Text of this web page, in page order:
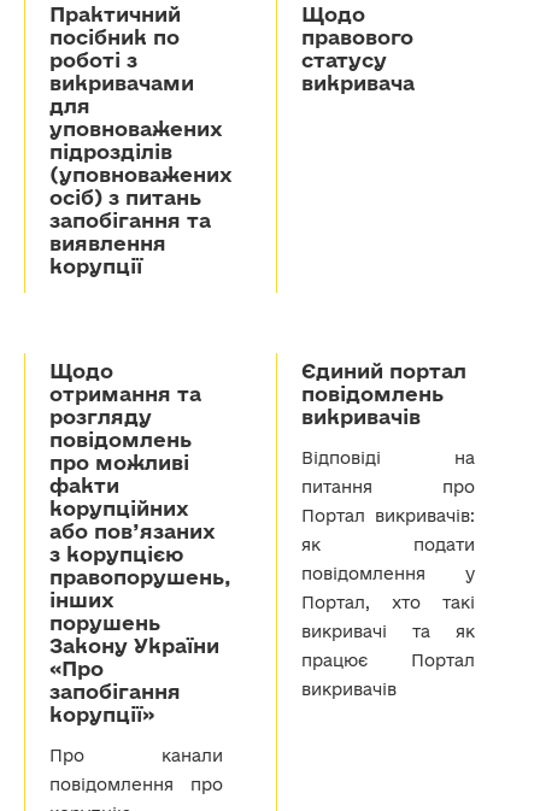
Практичний
посібник по
роботі з
викривачами
для
уповноважених
підрозділів
(уповноважених
осіб) з питань
запобігання та
виявлення
корупції
Щодо
правового
статусу
викривача
Щодо
отримання та
розгляду
повідомлень
про можливі
факти
корупційних
або пов’язаних
з корупцією
правопорушень,
інших
порушень
Закону України
«Про
запобігання
корупції»
Про канали
повідомлення про
Єдиний портал
повідомлень
викривачів
Відповіді на
питання про
Портал викривачів:
як подати
повідомлення у
Портал, хто такі
викривачі та як
працює Портал
викривачів